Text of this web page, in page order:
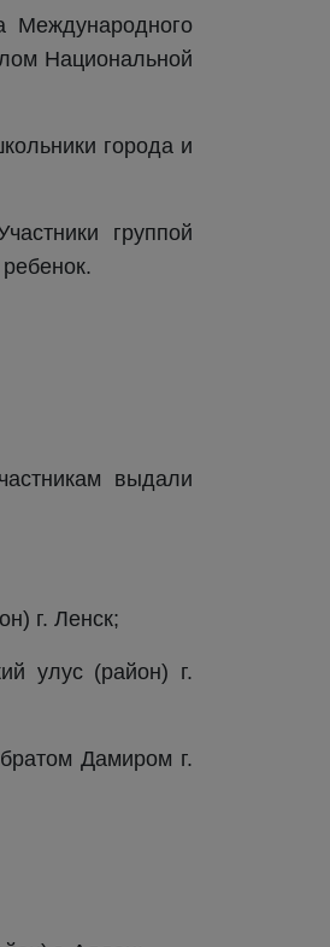
Международного
Национальной
города и
группой
выдали
г. Ленск;
улус (район) г.
Дамиром г.